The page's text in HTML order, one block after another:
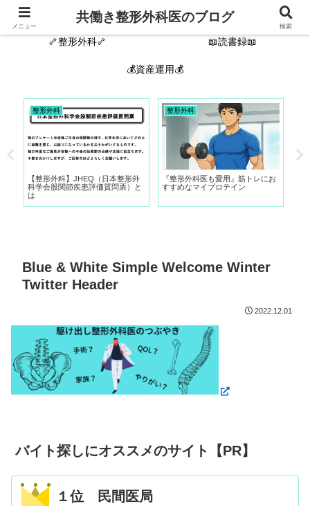
🙋‍♂️自己紹介🦴 新着記事
🦴整形外科🦴 📖読書録📖
💰資産運用💰
整形外科
【整形外科】JHEQ（日本整形外
科学会股関節疾患評価質問票）と
は
整形外科
『整形外科医も愛用』筋トレにお
すすめなマイプロテイン
Blue & White Simple Welcome Winter
Twitter Header
2022.12.01
バイト探しにオススメのサイト【PR】
１位 民間医局
メニュー
共働き整形外科医のブログ
検索